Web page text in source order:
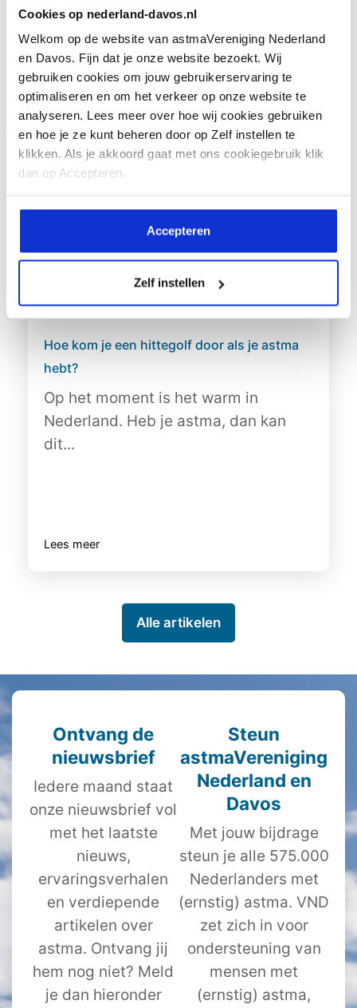
Cookies op nederland-davos.nl
Welkom op de website van astmaVereniging Nederland
en Davos. Fijn dat je onze website bezoekt. Wij
gebruiken cookies om jouw gebruikerservaring te
optimaliseren en om het verkeer op onze website te
analyseren. Lees meer over hoe wij cookies gebruiken
en hoe je ze kunt beheren door op Zelf instellen te
klikken. Als je akkoord gaat met ons cookiegebruik klik
dan op Accepteren.
Accepteren
Zelf instellen
allergieën. Een allergie...
Lees meer
Hoe kom je een hittegolf door als je astma
hebt?
Op het moment is het warm in
Nederland. Heb je astma, dan kan
dit...
Lees meer
Alle artikelen
Ontvang de
nieuwsbrief
Iedere maand staat
onze nieuwsbrief vol
met het laatste
nieuws,
ervaringsverhalen
en verdiepende
artikelen over
astma. Ontvang jij
hem nog niet? Meld
je dan hieronder
Steun
astmaVereniging
Nederland en
Davos
Met jouw bijdrage
steun je alle 575.000
Nederlanders met
(ernstig) astma. VND
zet zich in voor
ondersteuning van
mensen met
(ernstig) astma,